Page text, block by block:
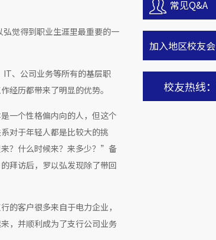
觉得到职业生涯里最重要的一
、公司业务等所有的基层职
经历都带来了明显的优势。
一个性格偏内向的人，但这个
对于年轻人都是比较大的挑
？什么时候来？来多少？”备
拜访后，罗以弘发现除了带回
的客户很多来自于电力企业，
，并顺利成为了支行公司业务
常见Q&A
加入地区校友会
校友热线：